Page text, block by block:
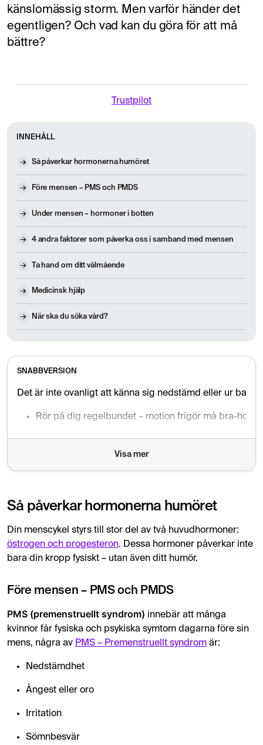
känslomässig storm. Men varför händer det
egentligen? Och vad kan du göra för att må
bättre?
Trustpilot
INNEHÅLL
Så påverkar hormonerna humöret
Före mensen – PMS och PMDS
Under mensen – hormoner i botten
4 andra faktorer som påverka oss i samband med mensen
Ta hand om ditt välmående
Medicinsk hjälp
När ska du söka vård?
SNABBVERSION
Det är inte ovanligt att känna sig nedstämd eller ur
Rör på dig regelbundet – motion frigör må bra-
Försök sova ordentligt och ha en regelbunden
Testa kosttillskott som magnesium, B6 eller omega-3
Sök vård om besvären påverkar din vardag eller
Visa mer
Så påverkar hormonerna humöret
Din menscykel styrs till stor del av två huvudhormoner:
östrogen och progesteron. Dessa hormoner påverkar inte
bara din kropp fysiskt – utan även ditt humör.
Före mensen – PMS och PMDS
PMS (premenstruellt syndrom) innebär att många
kvinnor får fysiska och psykiska symtom dagarna före sin
mens, några av PMS – Premenstruellt syndrom är:
Nedstämdhet
Ångest eller oro
Irritation
Sömnbesvär